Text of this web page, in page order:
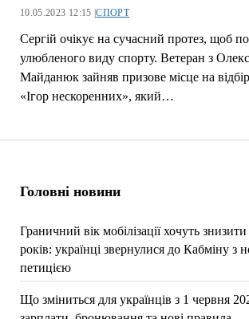
Головні новини
Граничний вік мобілізації хочуть
років: українці звернулися до Кабміну з
петицією
Що зміниться для українців з 1 червня
10.05.2023 12:15 |СПОРТ
Сергій очікує на сучасний протез, щоб
улюбленого виду спорту. Ветеран з
Майданюк зайняв призове місце на
«Ігор нескоренних», який…